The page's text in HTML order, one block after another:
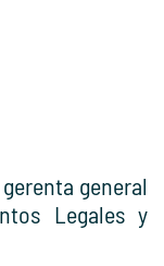
general
Legales y